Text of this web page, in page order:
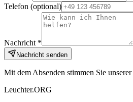
Telefon (optional)
Nachricht *
Nachricht senden
Mit dem Absenden stimmen Sie unserer
Leuchter.ORG